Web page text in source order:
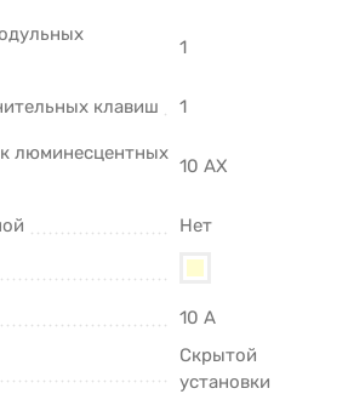
1
клавиш 1
люминесцентных
10 AX
Нет
10 А
Скрытой
установки